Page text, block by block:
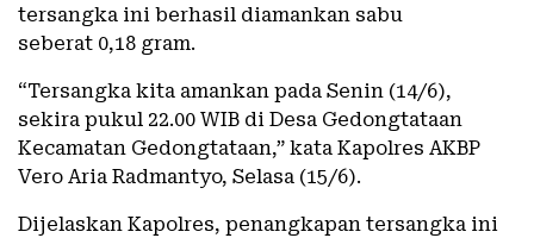
tersangka ini berhasil diamankan sabu
seberat 0,18 gram.
“Tersangka kita amankan pada Senin (14/6),
sekira pukul 22.00 WIB di Desa Gedongtataan
Kecamatan Gedongtataan,” kata Kapolres AKBP
Vero Aria Radmantyo, Selasa (15/6).
Dijelaskan Kapolres, penangkapan tersangka ini